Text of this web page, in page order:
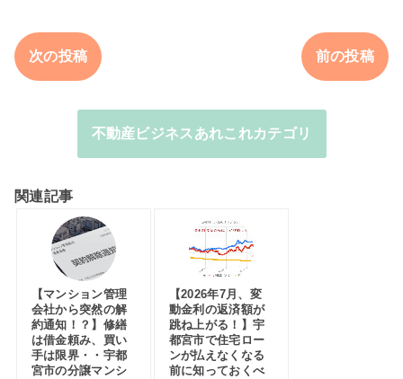
次の投稿 前の投稿
不動産ビジネスあれこれカテゴリ
関連記事
【マンション管理
会社から突然の解
約通知！？】修繕
は借金頼み、買い
手は限界・・宇都
宮市の分譲マンシ
【2026年7月、変
動金利の返済額が
跳ね上がる！】宇
都宮市で住宅ロー
ンが払えなくなる
前に知っておくべ